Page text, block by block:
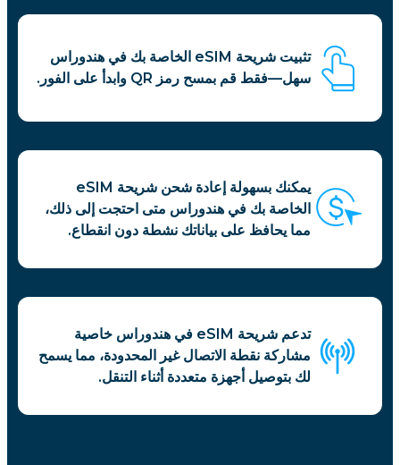
تثبيت شريحة eSIM الخاصة بك في هندوراس
سهل—فقط قم بمسح رمز QR وابدأ على الفور.
يمكنك بسهولة إعادة شحن شريحة eSIM
الخاصة بك في هندوراس متى احتجت إلى ذلك،
مما يحافظ على بياناتك نشطة دون انقطاع.
تدعم شريحة eSIM في هندوراس خاصية
مشاركة نقطة الاتصال غير المحدودة، مما يسمح
لك بتوصيل أجهزة متعددة أثناء التنقل.